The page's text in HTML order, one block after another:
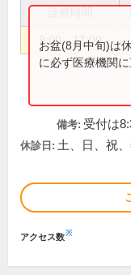
9:00～17:00
お盆(8月中旬)は
に必ず医療機関に
備考: 受付は
休診日: 土、日、祝
アクセス数※